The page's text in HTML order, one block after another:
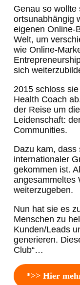
Genau so wollte
ortsunabhängig
eigenen Online-
Welt, um
wie Online-
sich
2015 schloss
Health Coach
der Reise um
Leidenschaft:
Communities.
Dazu kam, dass
internationaler
gekommen ist.
angesammeltes
weiterzugeben.
Nun hat sie es
Menschen zu
Kunden/Leads
generieren.
Club“…
*>> Hier